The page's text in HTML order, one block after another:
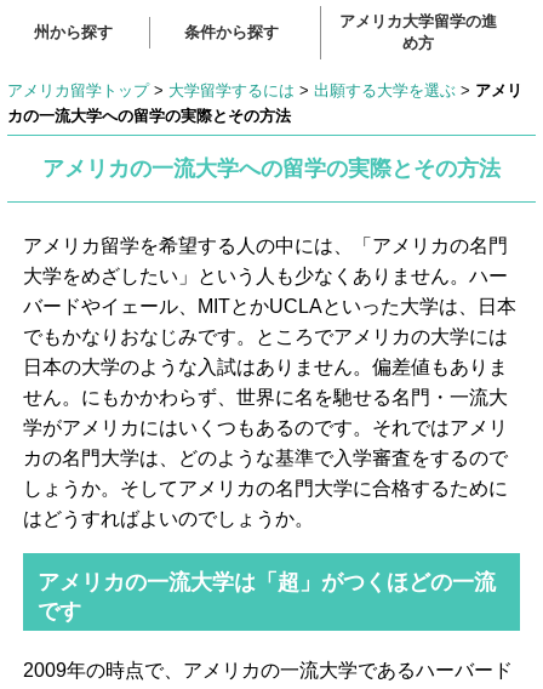
州から探す 条件から探す
アメリカ大学留学の進
め方
アメリカ留学トップ > 大学留学するには > 出願する大学を選ぶ > アメリ
カの一流大学への留学の実際とその方法
アメリカの一流大学への留学の実際とその方法
アメリカ留学を希望する人の中には、「アメリカの名門
大学をめざしたい」という人も少なくありません。ハー
バードやイェール、MITとかUCLAといった大学は、日本
でもかなりおなじみです。ところでアメリカの大学には
日本の大学のような入試はありません。偏差値もありま
せん。にもかかわらず、世界に名を馳せる名門・一流大
学がアメリカにはいくつもあるのです。それではアメリ
カの名門大学は、どのような基準で入学審査をするので
しょうか。そしてアメリカの名門大学に合格するために
はどうすればよいのでしょうか。
アメリカの一流大学は「超」がつくほどの一流
です
2009年の時点で、アメリカの一流大学であるハーバード